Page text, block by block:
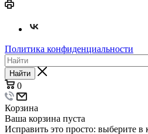
Политика конфиденциальности
Найти
0
Корзина
Ваша корзина пуста
Исправить это просто: выберите в